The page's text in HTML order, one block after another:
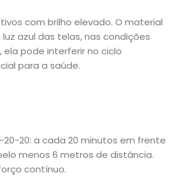
com brilho elevado. O material
azul das telas, nas condições
ela pode interferir no ciclo
para a saúde.
20: a cada 20 minutos em frente
menos 6 metros de distância.
contínuo.